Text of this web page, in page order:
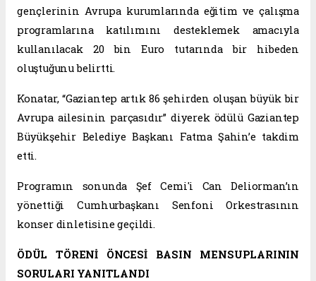
gençlerinin Avrupa kurumlarında eğitim ve çalışma
programlarına katılımını desteklemek amacıyla
kullanılacak 20 bin Euro tutarında bir hibeden
oluştuğunu belirtti.
Konatar, “Gaziantep artık 86 şehirden oluşan büyük bir
Avrupa ailesinin parçasıdır” diyerek ödülü Gaziantep
Büyükşehir Belediye Başkanı Fatma Şahin’e takdim
etti.
Programın sonunda Şef Cemi'i Can Deliorman’ın
yönettiği Cumhurbaşkanı Senfoni Orkestrasının
konser dinletisine geçildi.
ÖDÜL TÖRENİ ÖNCESİ BASIN MENSUPLARININ
SORULARI YANITLANDI